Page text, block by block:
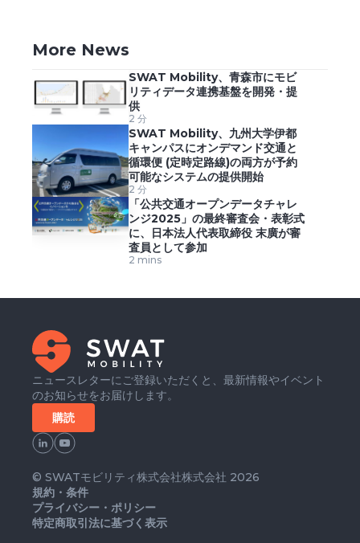
More News
SWAT Mobility、青森市にモビ
リティデータ連携基盤を開発・提
供
2 分
SWAT Mobility、九州大学伊都
キャンパスにオンデマンド交通と
循環便 (定時定路線)の両方が予約
可能なシステムの提供開始
2 分
「公共交通オープンデータチャレ
ンジ2025」の最終審査会・表彰式
に、日本法人代表取締役 末廣が審
査員として参加
2 mins
ニュースレターにご登録いただくと、最新情報やイベント
のお知らせをお届けします。
購読
© SWATモビリティ株式会社株式会社 2026
規約・条件
プライバシー・ポリシー
特定商取引法に基づく表示